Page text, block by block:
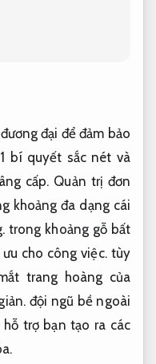
đại để đảm bảo
bí quyết sắc nét và
cấp. Quản trị đơn
khoảng đa dạng cái
trong khoảng gỗ bất
ưu cho công việc.tùy
trang hoàng của
đội ngũ bề ngoài
trợ bạn tạo ra các